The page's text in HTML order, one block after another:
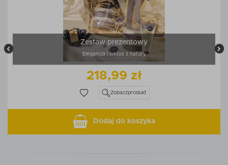
Zestaw prezentowy
Elegancja i luksus z natury
218,99 zł
Zobaczprodukt
Dodaj do koszyka